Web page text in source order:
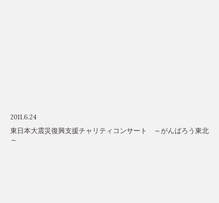
2011.6.24
東日本大震災復興支援チャリティコンサート ～がんばろう東北
～